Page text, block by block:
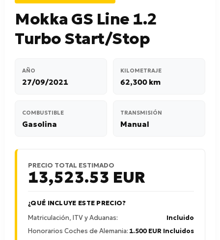
Mokka GS Line 1.2
Turbo Start/Stop
AÑO
27/09/2021
KILOMETRAJE
62,300 km
COMBUSTIBLE
Gasolina
TRANSMISIÓN
Manual
PRECIO TOTAL ESTIMADO
13,523.53 EUR
¿QUÉ INCLUYE ESTE PRECIO?
Matriculación, ITV y Aduanas:
Incluido
Honorarios Coches de Alemania: 1.500 EUR Incluidos